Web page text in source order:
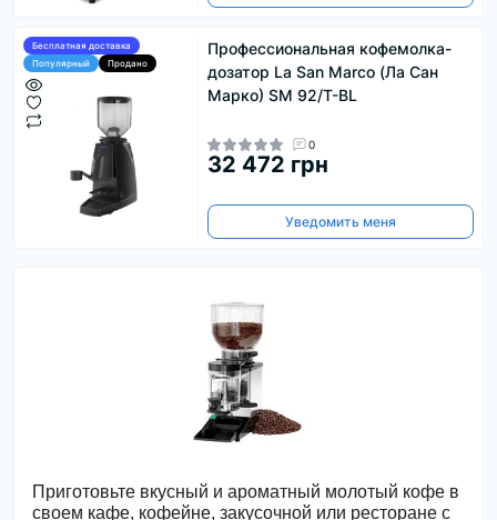
Бесплатная доставка
Популярный
Продано
Профессиональная кофемолка-
дозатор La San Marco (Ла Сан
Марко) SM 92/T-BL
0
32 472 грн
Уведомить меня
Приготовьте вкусный и ароматный молотый кофе в
своем кафе, кофейне, закусочной или ресторане с